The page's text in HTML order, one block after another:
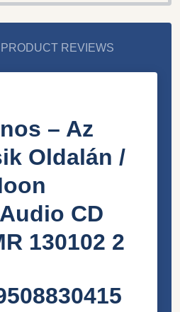
PRODUCT REVIEWS
‎– Az
Oldalán /
CD
130102 2